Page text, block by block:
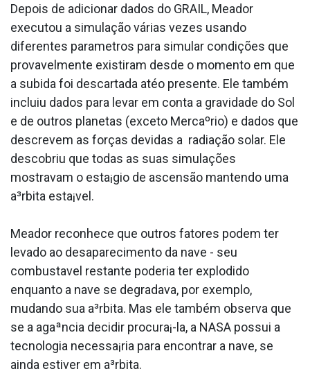
Depois de adicionar dados do GRAIL, Meador
executou a simulação várias vezes usando
diferentes parametros para simular condições que
provavelmente existiram desde o momento em que
a subida foi descartada atéo presente. Ele também
incluiu dados para levar em conta a gravidade do Sol
e de outros planetas (exceto Mercaºrio) e dados que
descrevem as forças devidas a radiação solar. Ele
descobriu que todas as suas simulações
mostravam o esta¡gio de ascensão mantendo uma
a³rbita esta¡vel.
Meador reconhece que outros fatores podem ter
levado ao desaparecimento da nave - seu
combusta­vel restante poderia ter explodido
enquanto a nave se degradava, por exemplo,
mudando sua a³rbita. Mas ele também observa que
se a agaªncia decidir procura¡-la, a NASA possui a
tecnologia necessa¡ria para encontrar a nave, se
ainda estiver em a³rbita.